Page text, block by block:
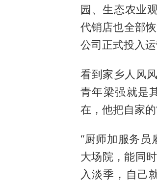
园、生态农业
代销店也全部
公司正式投入
看到家乡人风
青年梁强就是
在，他把自家的
“厨师加服务
大场院，能同
入淡季，自己